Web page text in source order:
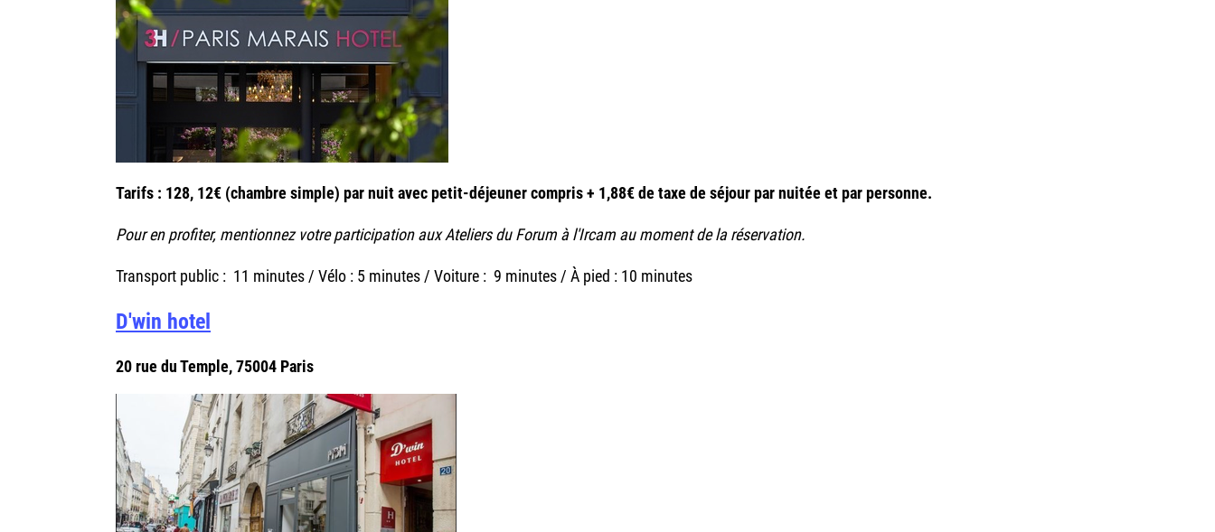
Tarifs : 128, 12€ (chambre simple) par nuit avec petit-déjeuner compris + 1,88€ de taxe de séjour par nuitée et par personne.
Pour en profiter, mentionnez votre participation aux Ateliers du Forum à l'Ircam au moment de la réservation.
Transport public : 11 minutes / Vélo : 5 minutes / Voiture : 9 minutes / À pied : 10 minutes
D'win hotel
20 rue du Temple, 75004 Paris